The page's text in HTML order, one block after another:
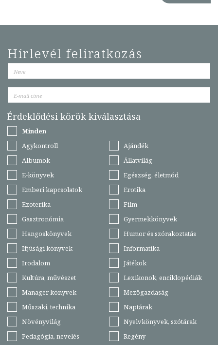
Hírlevél feliratkozás
Érdeklődési körök kiválasztása
Minden
Agykontroll
Ajándék
Albumok
Állatvilág
E-könyvek
Egészség, életmód
Emberi kapcsolatok
Erotika
Ezoterika
Film
Gasztronómia
Gyermekkönyvek
Hangoskönyvek
Humor és szórakoztatás
Ifjúsági könyvek
Informatika
Irodalom
Játékok
Kultúra, művészet
Lexikonok, enciklopédiák
Manager könyvek
Mezőgazdaság
Műszaki, technika
Naptárak
Növényvilág
Nyelvkönyvek, szótárak
Pedagógia, nevelés
Regény